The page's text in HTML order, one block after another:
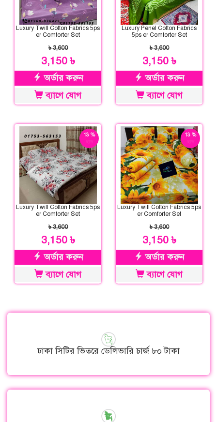
Luxury Twill Cotton Fabrics 5ps
er Comforter Set
৳ 3,600
3,150 ৳
অর্ডার করুন
ব্যাগে যোগ
Luxury Penel Cotton Fabrics
5ps er Comforter Set
৳ 3,600
3,150 ৳
অর্ডার করুন
ব্যাগে যোগ
13 %
Luxury Twill Cotton Fabrics 5ps
er Comforter Set
৳ 3,600
3,150 ৳
অর্ডার করুন
ব্যাগে যোগ
13 %
Luxury Twill Cotton Fabrics 5ps
er Comforter Set
৳ 3,600
3,150 ৳
অর্ডার করুন
ব্যাগে যোগ
ঢাকা সিটির ভিতরে ডেলিভারি চার্জ ৮০ টাকা